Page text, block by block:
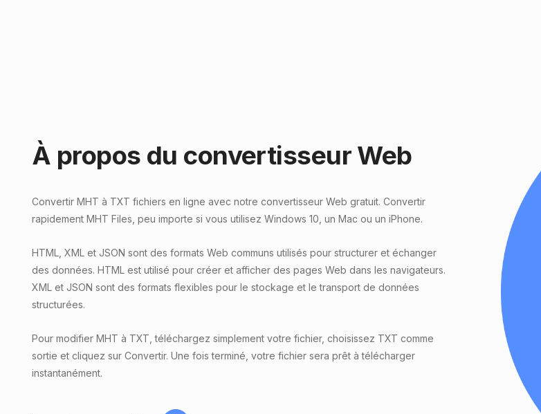
À propos du convertisseur Web
Convertir MHT à TXT fichiers en ligne avec notre convertisseur Web gratuit. Convertir
rapidement MHT Files, peu importe si vous utilisez Windows 10, un Mac ou un iPhone.
HTML, XML et JSON sont des formats Web communs utilisés pour structurer et échanger
des données. HTML est utilisé pour créer et afficher des pages Web dans les navigateurs.
XML et JSON sont des formats flexibles pour le stockage et le transport de données
structurées.
Pour modifier MHT à TXT, téléchargez simplement votre fichier, choisissez TXT comme
sortie et cliquez sur Convertir. Une fois terminé, votre fichier sera prêt à télécharger
instantanément.